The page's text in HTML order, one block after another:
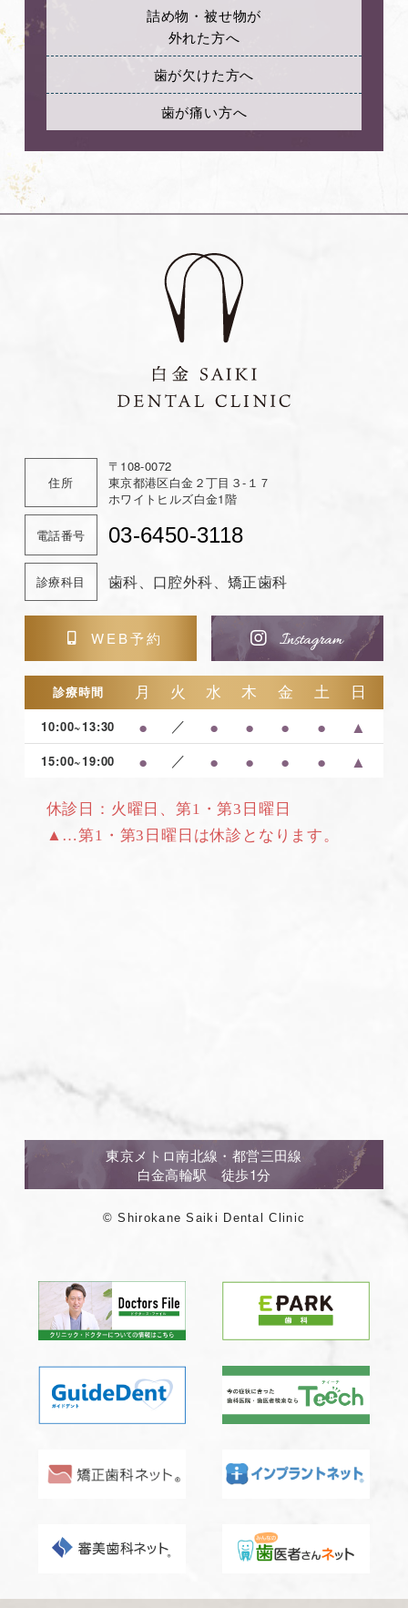
詰め物・被せ物が
外れた方へ
歯が欠けた方へ
歯が痛い方へ
住所
〒108-0072
東京都港区白金２丁目３-１７
ホワイトヒルズ白金1階
電話番号 03-6450-3118
診療科目 歯科、口腔外科、矯正歯科
WEB予約
診療時間 月 火 水 木 金 土
日
10:00~13:30
● ／ ● ● ● ● ▲
15:00~19:00 ● ／ ● ● ● ● ▲
休診日：火曜日、第1・第3日曜日
▲…第1・第3日曜日は休診となります。
東京メトロ南北線・都営三田線
白金高輪駅 徒歩1分
© Shirokane Saiki Dental Clinic